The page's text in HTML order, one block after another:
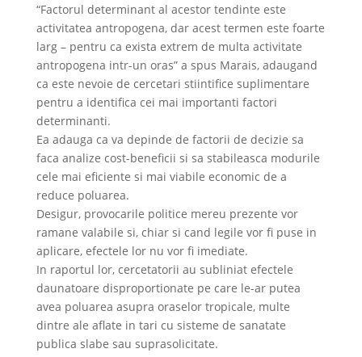
“Factorul determinant al acestor tendinte este
activitatea antropogena, dar acest termen este foarte
larg – pentru ca exista extrem de multa activitate
antropogena intr-un oras” a spus Marais, adaugand
ca este nevoie de cercetari stiintifice suplimentare
pentru a identifica cei mai importanti factori
determinanti.
Ea adauga ca va depinde de factorii de decizie sa
faca analize cost-beneficii si sa stabileasca modurile
cele mai eficiente si mai viabile economic de a
reduce poluarea.
Desigur, provocarile politice mereu prezente vor
ramane valabile si, chiar si cand legile vor fi puse in
aplicare, efectele lor nu vor fi imediate.
In raportul lor, cercetatorii au subliniat efectele
daunatoare disproportionate pe care le-ar putea
avea poluarea asupra oraselor tropicale, multe
dintre ale aflate in tari cu sisteme de sanatate
publica slabe sau suprasolicitate.